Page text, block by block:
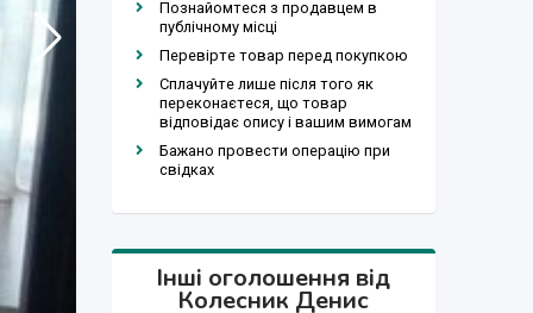
Познайомтеся з продавцем в
публічному місці
Перевірте товар перед покупкою
Сплачуйте лише після того як
переконаєтеся, що товар
відповідає опису і вашим вимогам
Бажано провести операцію при
свідках
Інші оголошення від
Колесник Денис